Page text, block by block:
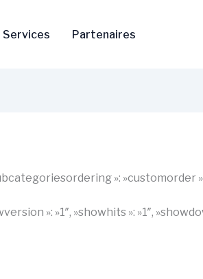
Services Partenaires
»: »customorder
»: »1″, »showhits »: »1″,